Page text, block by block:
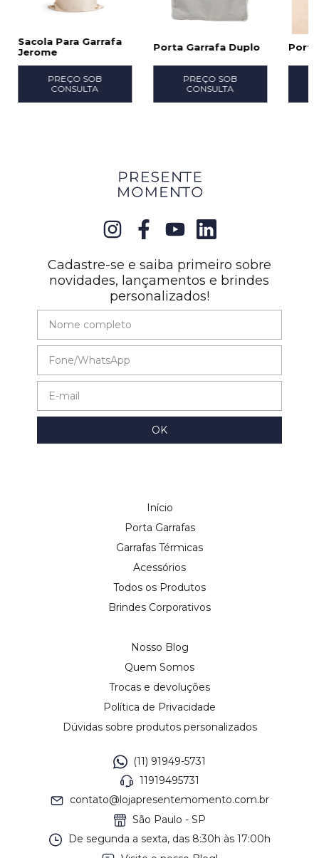
Sacola Para Garrafa
Jerome
PREÇO SOB
CONSULTA
Porta Garrafa Duplo
PREÇO SOB
CONSULTA
Cadastre-se e saiba primeiro sobre
novidades, lançamentos e brindes
personalizados!
Início
Porta Garrafas
Garrafas Térmicas
Acessórios
Todos os Produtos
Brindes Corporativos
Nosso Blog
Quem Somos
Trocas e devoluções
Política de Privacidade
Dúvidas sobre produtos personalizados
(11) 91949-5731
11919495731
contato@lojapresentemomento.com.br
São Paulo - SP
De segunda a sexta, das 8:30h às 17:00h